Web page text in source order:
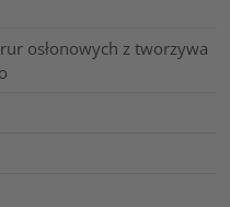
rur osłonowych z tworzywa